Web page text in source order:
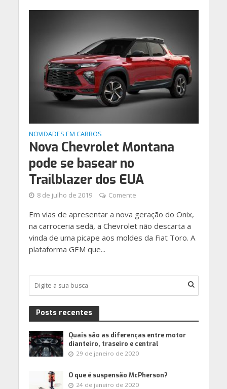
NOVIDADES EM CARROS
Nova Chevrolet Montana
pode se basear no
Trailblazer dos EUA
8 de julho de 2019 Comente
Em vias de apresentar a nova geração do Onix,
na carroceria sedã, a Chevrolet não descarta a
vinda de uma picape aos moldes da Fiat Toro. A
plataforma GEM que...
Posts recentes
Quais são as diferenças entre motor
dianteiro, traseiro e central
29 de janeiro de 2020
O que é suspensão McPherson?
24 de janeiro de 2020